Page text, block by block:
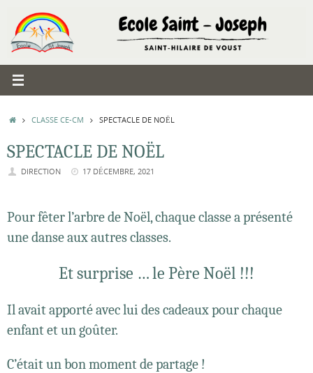
contenu
ACCUEIL
CLASSE CE-CM SPECTACLE DE NOËL
SPECTACLE DE NOËL
DIRECTION 17 DÉCEMBRE, 2021
Pour fêter l’arbre de Noël, chaque classe a présenté
une danse aux autres classes.
Et surprise … le Père Noël !!!
Il avait apporté avec lui des cadeaux pour chaque
enfant et un goûter.
C’était un bon moment de partage !